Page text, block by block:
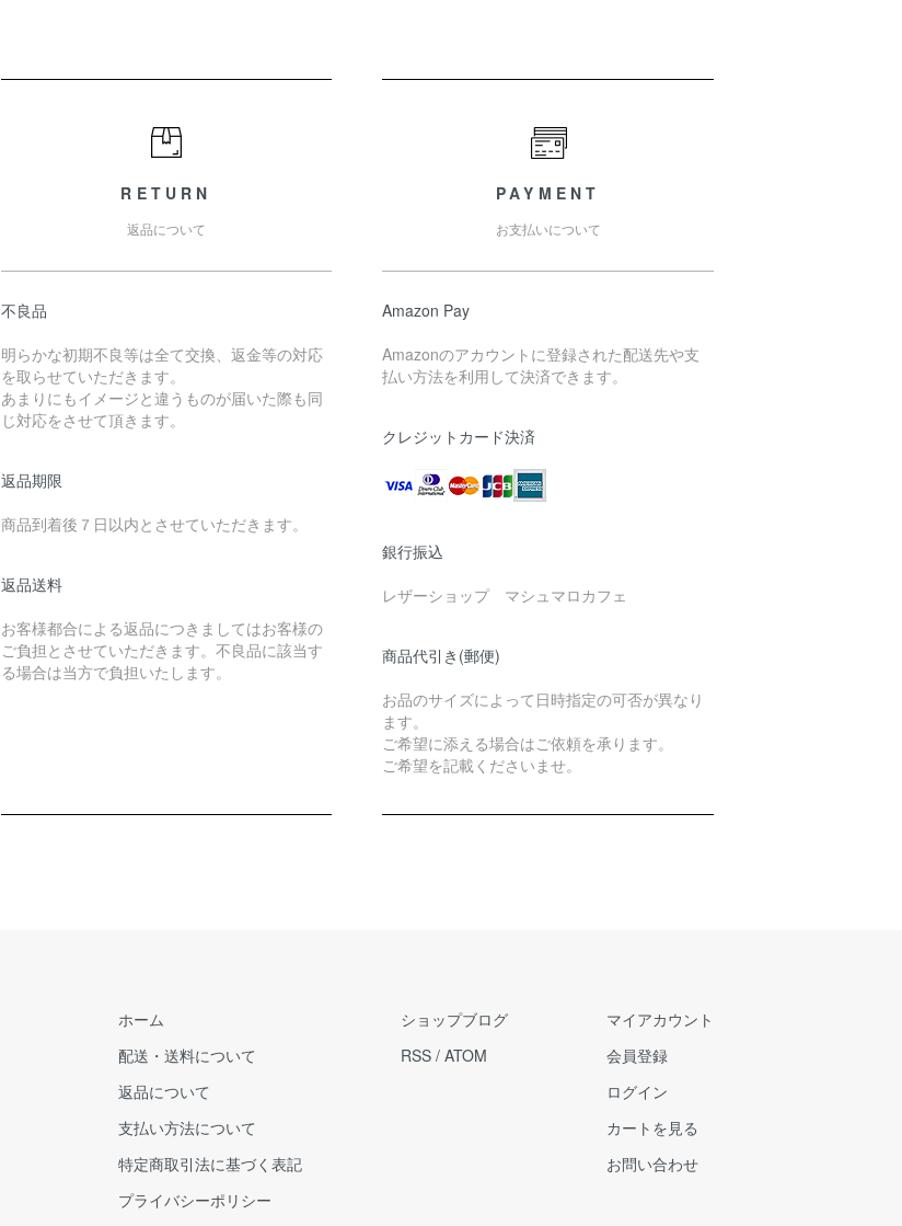
RETURN
返品について
不良品
明らかな初期不良等は全て交換、返金等の対応
を取らせていただきます。
あまりにもイメージと違うものが届いた際も同
じ対応をさせて頂きます。
返品期限
商品到着後７日以内とさせていただきます。
返品送料
お客様都合による返品につきましてはお客様の
ご負担とさせていただきます。不良品に該当す
る場合は当方で負担いたします。
PAYMENT
お支払いについて
Amazon Pay
Amazonのアカウントに登録された配送先や支
払い方法を利用して決済できます。
クレジットカード決済
銀行振込
レザーショップ マシュマロカフェ
商品代引き(郵便)
お品のサイズによって日時指定の可否が異なり
ます。
ご希望に添える場合はご依頼を承ります。
ご希望を記載くださいませ。
ホーム
配送・送料について
返品について
支払い方法について
特定商取引法に基づく表記
プライバシーポリシー
ショップブログ
RSS / ATOM
マイアカウント
会員登録
ログイン
カートを見る
お問い合わせ